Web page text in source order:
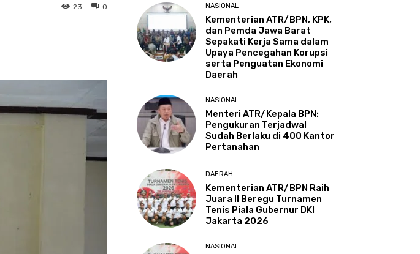
0
23 NASIONAL
Kementerian ATR/BPN, KPK,
dan Pemda Jawa Barat
Sepakati Kerja Sama dalam
Upaya Pencegahan Korupsi
serta Penguatan Ekonomi
Daerah
NASIONAL
Menteri ATR/Kepala BPN:
Pengukuran Terjadwal
Sudah Berlaku di 400 Kantor
Pertanahan
DAERAH
Kementerian ATR/BPN Raih
Juara II Beregu Turnamen
Tenis Piala Gubernur DKI
Jakarta 2026
NASIONAL